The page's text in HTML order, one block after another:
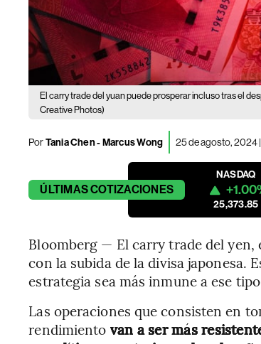
El carry trade del yuan puede prosperar incluso tras el
Creative Photos)
PorTania Chen - Marcus Wong 25 de agosto, 2024
ÚLTIMASCOTIZACIONES
NASDAQ
25,373.85
Bloomberg — El carry trade del yen,
con la subida de la divisa japonesa.
estrategia sea más inmune a ese
Las operaciones que consisten en
rendimiento van a ser más